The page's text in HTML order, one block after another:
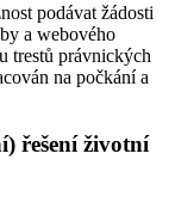
podávat žádosti
a webového
trestů právnických
na počkání a
řešení životní